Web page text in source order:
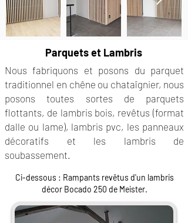
Parquets et Lambris
Nous fabriquons et posons du parquet
traditionnel en chêne ou chataîgnier, nous
posons toutes sortes de parquets
flottants, de lambris bois, revêtus (format
dalle ou lame), lambris pvc, les panneaux
décoratifs et les lambris de
soubassement.
Ci-dessous : Rampants revêtus d'un lambris
décor Bocado 250 de Meister.